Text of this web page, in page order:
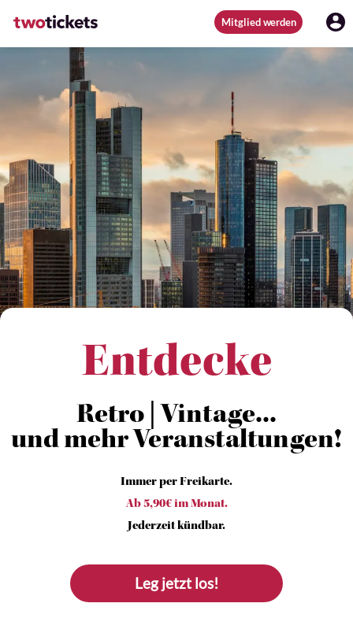
Mitglied werden
Entdecke
Retro | Vintage...
und mehr Veranstaltungen!
Immer per Freikarte.
Ab 5,90€ im Monat.
Jederzeit kündbar.
Leg jetzt los!